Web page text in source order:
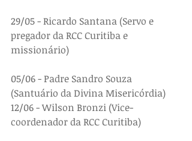
29/05 - Ricardo Santana (Servo e
pregador da RCC Curitiba e
missionário)
05/06 - Padre Sandro Souza
(Santuário da Divina Misericórdia)
12/06 - Wilson Bronzi (Vice-
coordenador da RCC Curitiba)